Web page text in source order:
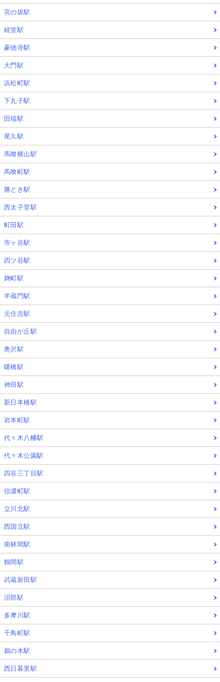
宮の坂駅
経堂駅
豪徳寺駅
大門駅
浜松町駅
下丸子駅
田端駅
尾久駅
馬喰横山駅
馬喰町駅
勝どき駅
西太子堂駅
町田駅
市ヶ谷駅
四ツ谷駅
麹町駅
半蔵門駅
元住吉駅
自由が丘駅
奥沢駅
曙橋駅
神田駅
新日本橋駅
岩本町駅
代々木八幡駅
代々木公園駅
四谷三丁目駅
信濃町駅
立川北駅
西国立駅
南林間駅
鶴間駅
武蔵新田駅
沼部駅
多摩川駅
千鳥町駅
鵜の木駅
西日暮里駅